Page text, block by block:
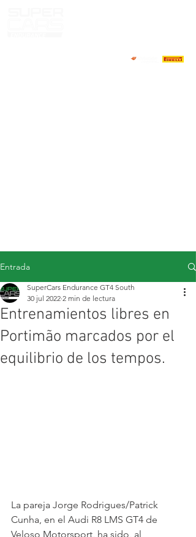
Entrada
Entrenamientos libres en
Portimão marcados por el
equilibrio de los tempos.
SuperCars Endurance GT4 South
30 jul 2022 2 min de lectura
La pareja Jorge Rodrigues/Patrick
Cunha, en el Audi R8 LMS GT4 de
Veloso Motorsport, ha sido, al